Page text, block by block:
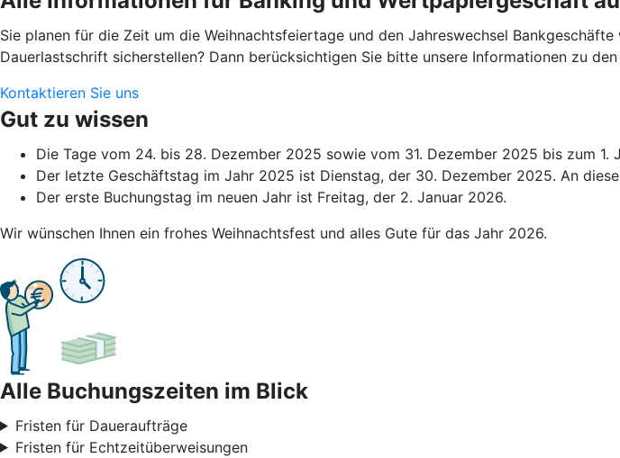
Sie planen für die Zeit um die Weihnachtsfeiertage und den Jahreswechsel
Dauerlastschrift sicherstellen? Dann berücksichtigen Sie bitte unsere Informationen zu
Kontaktieren Sie uns
Gut zu wissen
Die Tage vom 24. bis 28. Dezember 2025 sowie vom 31. Dezember 2025 bis zum
Der letzte Geschäftstag im Jahr 2025 ist Dienstag, der 30. Dezember 2025. An
Der erste Buchungstag im neuen Jahr ist Freitag, der 2. Januar 2026.
Wir wünschen Ihnen ein frohes Weihnachtsfest und alles Gute für das Jahr 2026.
Alle Buchungszeiten im Blick
Fristen für Daueraufträge
Fristen für Echtzeitüberweisungen